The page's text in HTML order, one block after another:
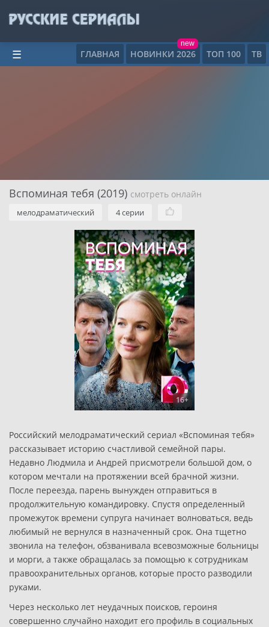
ГЛАВНАЯ НОВИНКИ 2026
new
ТОП 100 ТВ
☰
Вспоминая тебя (2019) смотреть онлайн
мелодраматический 4 серии
16+
Российский мелодраматический сериал «Вспоминая тебя»
рассказывает историю счастливой семейной пары.
Недавно Людмила и Андрей присмотрели большой дом, о
котором мечтали на протяжении всей брачной жизни.
После переезда, парень вынужден отправиться в
продолжительную командировку. Спустя определенный
промежуток времени супруга начинает волноваться, ведь
любимый не вернулся в назначенный срок. Она тщетно
звонила на телефон, обзванивала всевозможные больницы
и морги, а также обращалась за помощью к сотрудникам
правоохранительных органов, которые просто разводили
руками.
Через несколько лет неудачных поисков, героиня
совершенно случайно находит его профиль в социальных